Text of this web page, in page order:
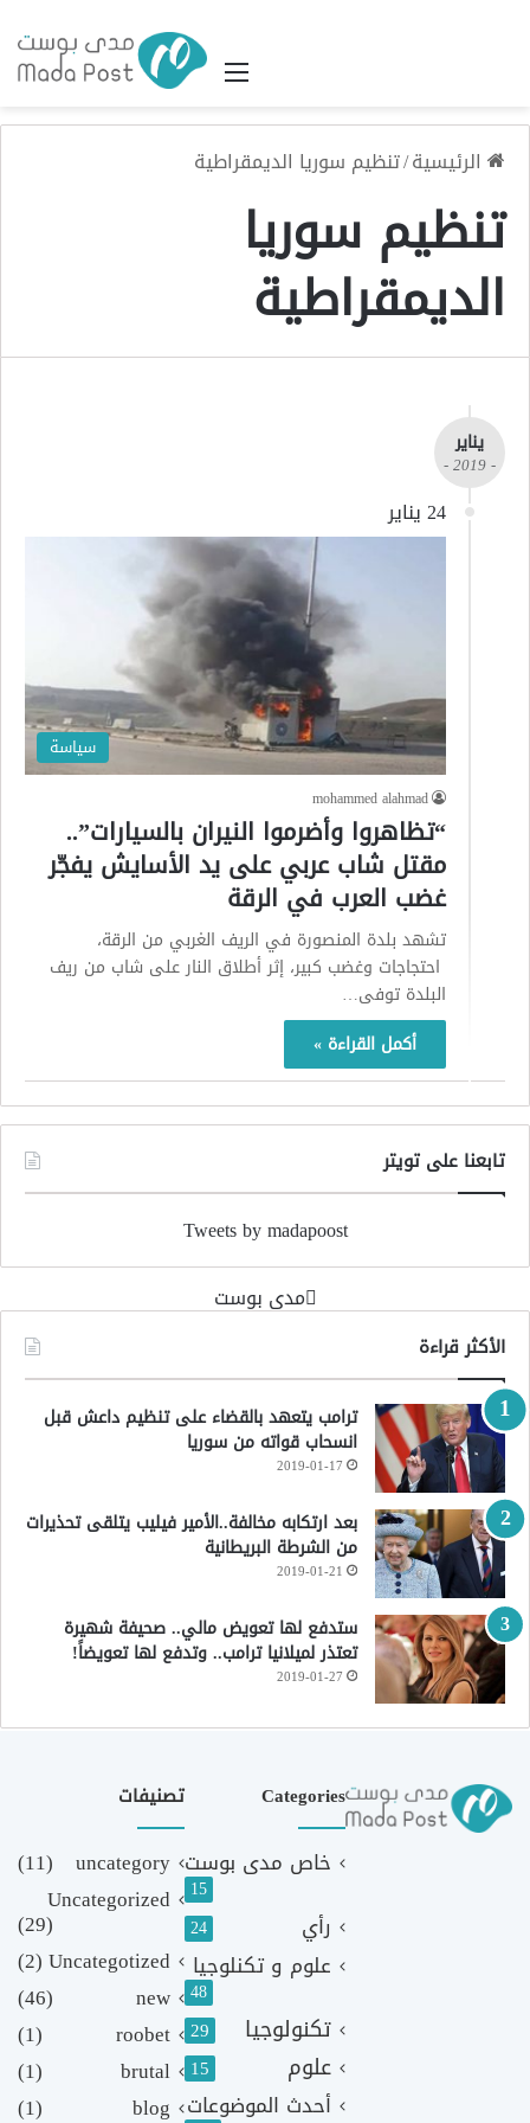
القائمة
الرئيسية/تنظيم سوريا الديمقراطية
تنظيم سوريا
الديمقراطية
يناير
- 2019 -
24 يناير
سياسة
mohammed alahmad
“تظاهروا وأضرموا النيران بالسيارات”..
مقتل شاب عربي على يد الأسايش يفجّر
غضب العرب في الرقة
تشهد بلدة المنصورة في الريف الغربي من الرقة،
احتجاجات وغضب كبير، إثر أطلاق النار على شاب من ريف
البلدة توفى…
أكمل القراءة »
تابعنا على تويتر
Tweets by madapoost
‏مدى بوست‏
الأكثر قراءة
ترامب يتعهد بالقضاء على تنظيم داعش قبل
انسحاب قواته من سوريا
2019-01-17
بعد ارتكابه مخالفة..الأمير فيليب يتلقى تحذيرات
من الشرطة البريطانية
2019-01-21
ستدفع لها تعويض مالي.. صحيفة شهيرة
تعتذر لميلانيا ترامب.. وتدفع لها تعويضاً!
2019-01-27
Categories
خاص مدى بوست
15
رأي 24
علوم و تكنلوجيا
48
تكنولوجيا 29
علوم 15
أحدث الموضوعات
تصنيفات
uncategory
(11)
Uncategorized
(29)
Uncategotized
(2)
new
(46)
roobet
(1)
brutal
(1)
blog
(1)